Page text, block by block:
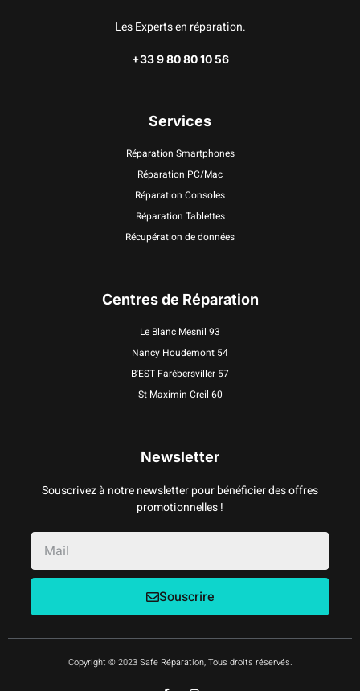
Les Experts en réparation.
+33 9 80 80 10 56
Services
Réparation Smartphones
Réparation PC/Mac
Réparation Consoles
Réparation Tablettes
Récupération de données
Centres de Réparation
Le Blanc Mesnil 93
Nancy Houdemont 54
B'EST Farébersviller 57
St Maximin Creil 60
Newsletter
Souscrivez à notre newsletter pour bénéficier des offres
promotionnelles !
Souscrire
Copyright © 2023 Safe Réparation, Tous droits réservés.